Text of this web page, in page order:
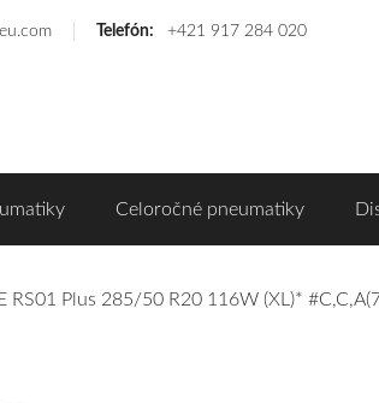
Telefón: +421 917 284 020
Celoročné pneumatiky
RS01 Plus 285/50 R20 116W (XL)*